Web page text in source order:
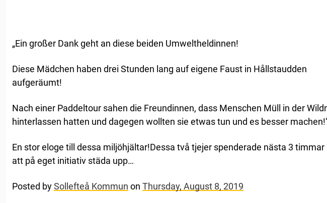
„Ein großer Dank geht an diese beiden Umweltheldinnen!
Diese Mädchen haben drei Stunden lang auf eigene Faust in Hållstaudden
aufgeräumt!
Nach einer Paddeltour sahen die Freundinnen, dass Menschen Müll in der
hinterlassen hatten und dagegen wollten sie etwas tun und es besser
En stor eloge till dessa miljöhjältar!Dessa två tjejer spenderade nästa 3 timmar
att på eget initiativ städa upp…
Posted bySollefteå Kommun on Thursday, August 8, 2019